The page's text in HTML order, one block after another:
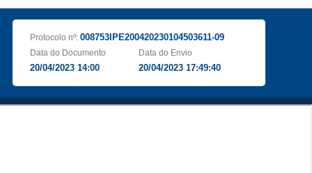
Protocolo nº: 008753IPE200420230104503611-09
Data do Documento
20/04/2023 14:00
Data do Envio
20/04/2023 17:49:40